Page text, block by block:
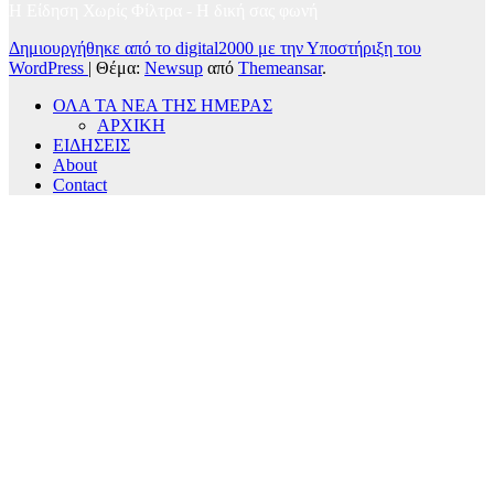
Δημιουργήθηκε από το digital2000 με την Υποστήριξη του
WordPress | Θέμα: Newsup από Themeansar.
ΟΛΑ ΤΑ ΝΕΑ ΤΗΣ ΗΜΕΡΑΣ
ΑΡΧΙΚΗ
ΕΙΔΗΣΕΙΣ
About
Contact